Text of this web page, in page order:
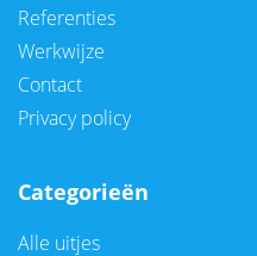
Referenties
Werkwijze
Contact
Privacy policy
Categorieën
Alle uitjes